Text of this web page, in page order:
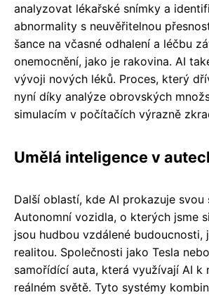
analyzovat lékařské snímky a
abnormality s neuvěřitelnou
šance na včasné odhalení a léčbu
onemocnění, jako je rakovina. AI
vývoji nových léků. Proces, který
nyní díky analýze obrovských
simulacím v počítačích výrazně
Umělá inteligence v
Další oblastí, kde AI prokazuje svou
Autonomní vozidla, o kterých jsme
jsou hudbou vzdálené budoucnosti,
realitou. Společnosti jako Tesla
samořídící auta, která využívají AI k
reálném světě. Tyto systémy